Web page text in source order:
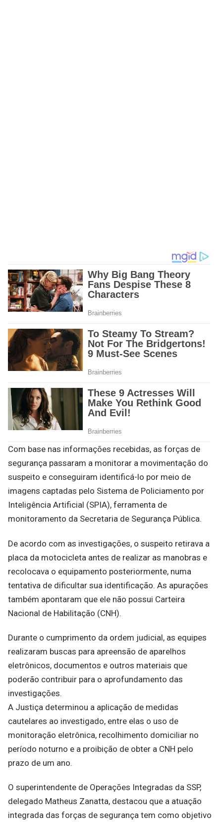
Com base nas informações recebidas, as forças de
segurança passaram a monitorar a movimentação do
suspeito e conseguiram identificá-lo por meio de
imagens captadas pelo Sistema de Policiamento por
Inteligência Artificial (SPIA), ferramenta de
monitoramento da Secretaria de Segurança Pública.
De acordo com as investigações, o suspeito retirava a
placa da motocicleta antes de realizar as manobras e
recolocava o equipamento posteriormente, numa
tentativa de dificultar sua identificação. As apurações
também apontaram que ele não possui Carteira
Nacional de Habilitação (CNH).
Durante o cumprimento da ordem judicial, as equipes
realizaram buscas para apreensão de aparelhos
eletrônicos, documentos e outros materiais que
poderão contribuir para o aprofundamento das
investigações.
A Justiça determinou a aplicação de medidas
cautelares ao investigado, entre elas o uso de
monitoração eletrônica, recolhimento domiciliar no
período noturno e a proibição de obter a CNH pelo
prazo de um ano.
O superintendente de Operações Integradas da SSP,
delegado Matheus Zanatta, destacou que a atuação
integrada das forças de segurança tem como objetivo